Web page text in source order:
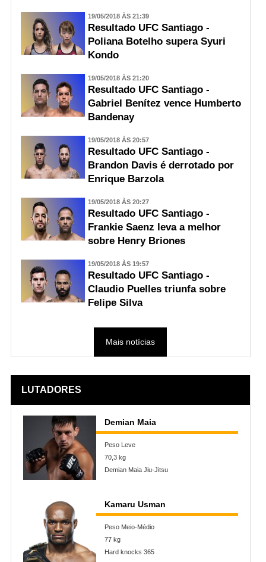
19/05/2018 ÀS 21:39
Resultado UFC Santiago -
Poliana Botelho supera Syuri
Kondo
19/05/2018 ÀS 21:20
Resultado UFC Santiago -
Gabriel Benítez vence Humberto
Bandenay
19/05/2018 ÀS 20:57
Resultado UFC Santiago -
Brandon Davis é derrotado por
Enrique Barzola
19/05/2018 ÀS 20:27
Resultado UFC Santiago -
Frankie Saenz leva a melhor
sobre Henry Briones
19/05/2018 ÀS 19:57
Resultado UFC Santiago -
Claudio Puelles triunfa sobre
Felipe Silva
Mais notícias
LUTADORES
Demian Maia
Peso Leve
70,3 kg
Demian Maia Jiu-Jitsu
Kamaru Usman
Peso Meio-Médio
77 kg
Hard knocks 365